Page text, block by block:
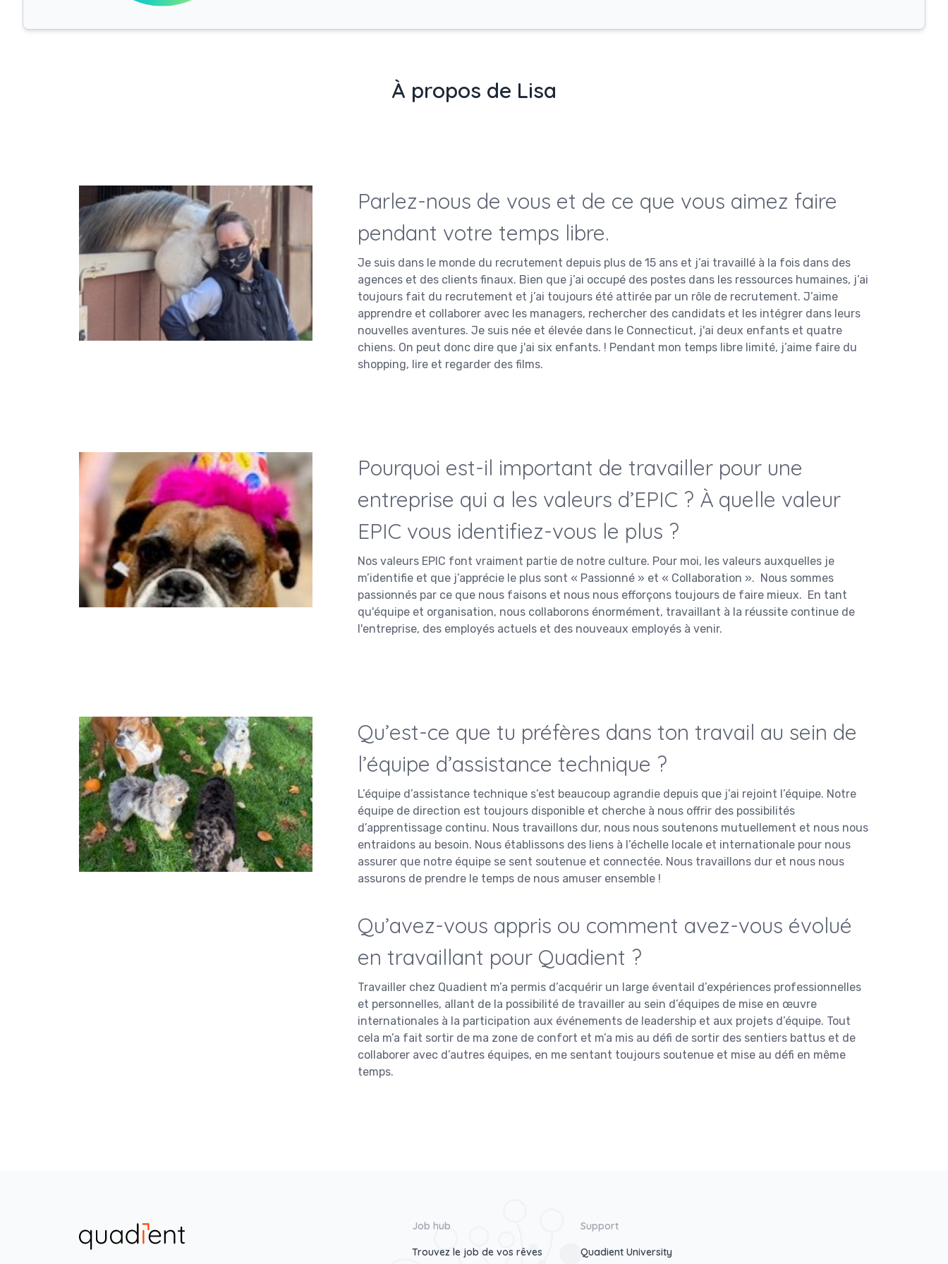
À propos de Lisa
Parlez-nous de vous et de ce que vous aimez faire
pendant votre temps libre.
Je suis dans le monde du recrutement depuis plus de 15 ans et j’ai travaillé à la fois dans des
agences et des clients finaux. Bien que j’ai occupé des postes dans les ressources humaines, j’ai
toujours fait du recrutement et j’ai toujours été attirée par un rôle de recrutement. J’aime
apprendre et collaborer avec les managers, rechercher des candidats et les intégrer dans leurs
nouvelles aventures. Je suis née et élevée dans le Connecticut, j'ai deux enfants et quatre
chiens. On peut donc dire que j'ai six enfants. ! Pendant mon temps libre limité, j’aime faire du
shopping, lire et regarder des films.
Pourquoi est-il important de travailler pour une
entreprise qui a les valeurs d’EPIC ? À quelle valeur
EPIC vous identifiez-vous le plus ?
Nos valeurs EPIC font vraiment partie de notre culture. Pour moi, les valeurs auxquelles je
m’identifie et que j’apprécie le plus sont « Passionné » et « Collaboration ». Nous sommes
passionnés par ce que nous faisons et nous nous efforçons toujours de faire mieux. En tant
qu'équipe et organisation, nous collaborons énormément, travaillant à la réussite continue de
l'entreprise, des employés actuels et des nouveaux employés à venir.
Qu’est-ce que tu préfères dans ton travail au sein de
l’équipe d’assistance technique ?
L’équipe d’assistance technique s’est beaucoup agrandie depuis que j’ai rejoint l’équipe. Notre
équipe de direction est toujours disponible et cherche à nous offrir des possibilités
d’apprentissage continu. Nous travaillons dur, nous nous soutenons mutuellement et nous nous
entraidons au besoin. Nous établissons des liens à l’échelle locale et internationale pour nous
assurer que notre équipe se sent soutenue et connectée. Nous travaillons dur et nous nous
assurons de prendre le temps de nous amuser ensemble !
​Qu’avez-vous appris ou comment avez-vous évolué
en travaillant pour Quadient ?
Travailler chez Quadient m’a permis d’acquérir un large éventail d’expériences professionnelles
et personnelles, allant de la possibilité de travailler au sein d’équipes de mise en œuvre
internationales à la participation aux événements de leadership et aux projets d’équipe. Tout
cela m’a fait sortir de ma zone de confort et m’a mis au défi de sortir des sentiers battus et de
collaborer avec d’autres équipes, en me sentant toujours soutenue et mise au défi en même
temps.
Job hub
Trouvez le job de vos rêves
Support
Quadient University